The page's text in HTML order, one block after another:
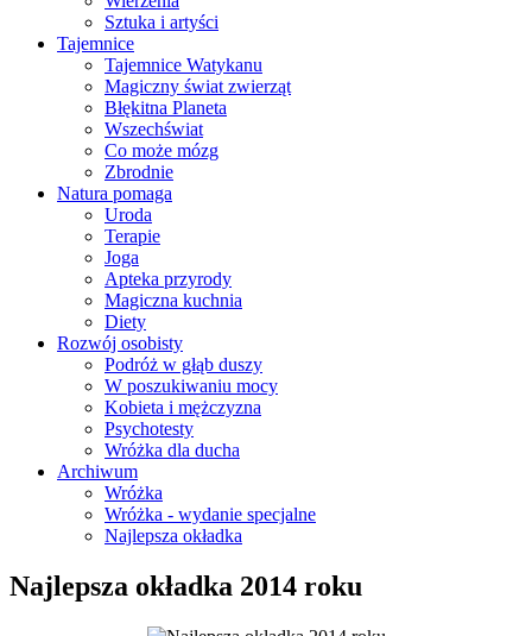
Sztuka i artyści
Tajemnice
Tajemnice Watykanu
Magiczny świat zwierząt
Błękitna Planeta
Wszechświat
Co może mózg
Zbrodnie
Natura pomaga
Uroda
Terapie
Joga
Apteka przyrody
Magiczna kuchnia
Diety
Rozwój osobisty
Podróż w głąb duszy
W poszukiwaniu mocy
Kobieta i mężczyzna
Psychotesty
Wróżka dla ducha
Archiwum
Wróżka
Wróżka - wydanie specjalne
Najlepsza okładka
Najlepsza okładka 2014 roku